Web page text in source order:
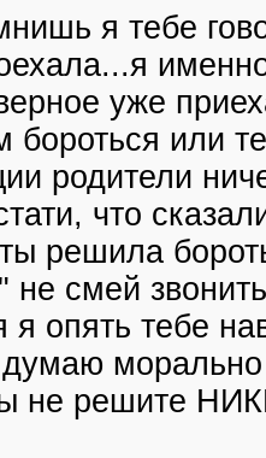
я тебе
уже
бороться или
родители
что
решила
не смей
я опять тебе
морально
не решите